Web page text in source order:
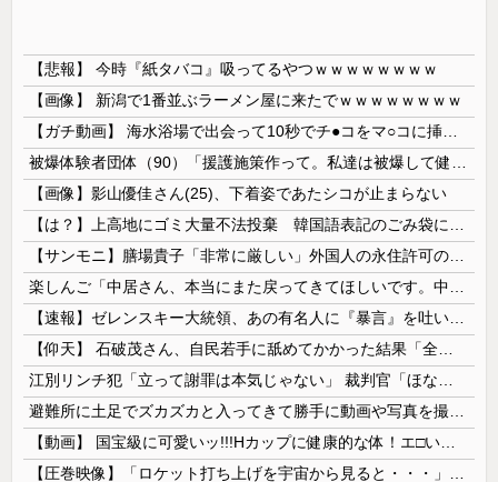
【悲報】 今時『紙タバコ』吸ってるやつｗｗｗｗｗｗｗｗ
【画像】 新潟で1番並ぶラーメン屋に来たでｗｗｗｗｗｗｗｗ
【画像】影山優佳さん(25)、下着姿であたシコが止まらない